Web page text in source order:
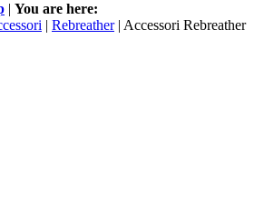
| You are here:
| Rebreather| Accessori Rebreather